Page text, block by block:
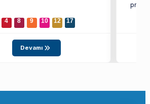
4 8 9 10 12 17
Devamı